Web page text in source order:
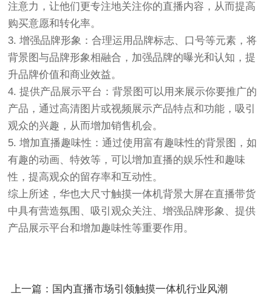
注意力，让他们更专注地关注你的直播内容，从而提高
购买意愿和转化率。
3. 增强品牌形象：合理运用品牌标志、口号等元素，将
背景图与品牌形象相融合，加强品牌的曝光和认知，提
升品牌价值和商业效益。
4. 提供产品展示平台：背景图可以用来展示你要推广的
产品，通过高清图片或视频展示产品特点和功能，吸引
观众的兴趣，从而增加销售机会。
5. 增加直播趣味性：通过使用富有趣味性的背景图，如
有趣的动画、特效等，可以增加直播的娱乐性和趣味
性，提高观众的留存率和互动性。
综上所述，华也大尺寸触摸一体机背景大屏在直播带货
中具有营造氛围、吸引观众关注、增强品牌形象、提供
产品展示平台和增加趣味性等重要作用。
上一篇：国内直播市场引领触摸一体机行业风潮